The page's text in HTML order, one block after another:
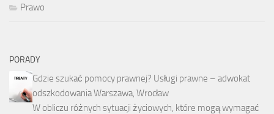
Prawo
PORADY
Gdzie szukać pomocy prawnej? Usługi prawne – adwokat
odszkodowania Warszawa, Wrocław
W obliczu różnych sytuacji życiowych, które mogą wymagać